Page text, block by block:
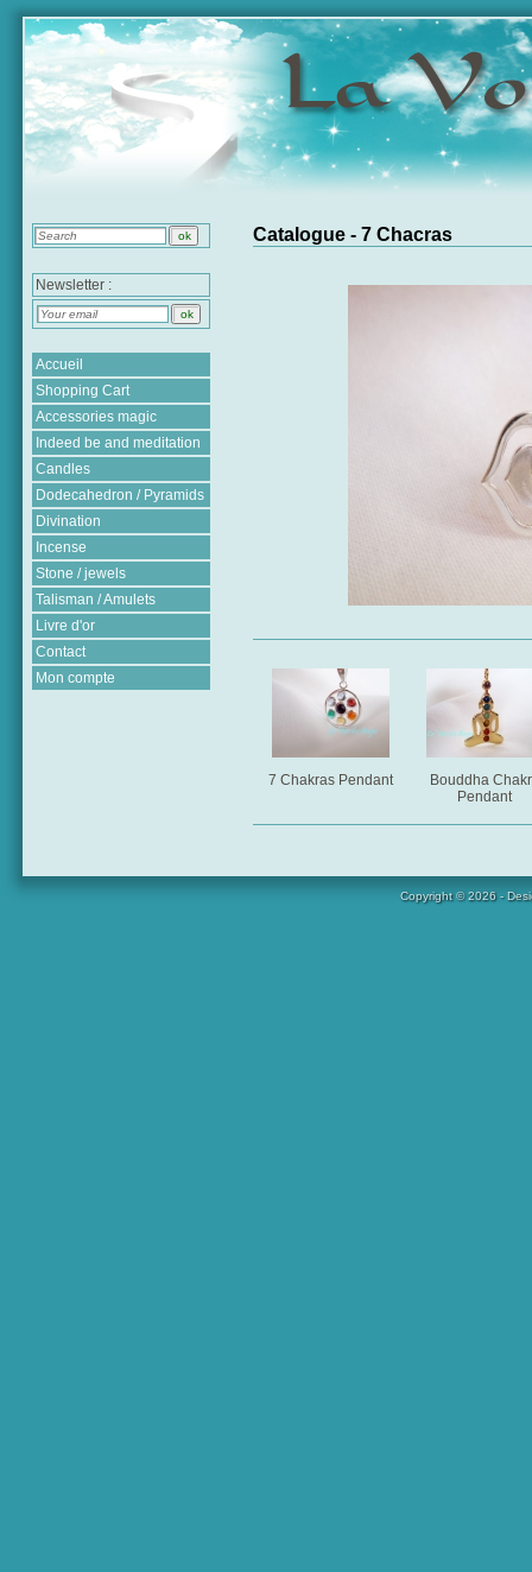
Newsletter :
Accueil
Shopping Cart
Accessories magic
Indeed be and meditation
Candles
Dodecahedron / Pyramids
Divination
Incense
Stone / jewels
Talisman / Amulets
Livre d'or
Contact
Mon compte
Catalogue - 7 Chacras
7 Chakras Pendant
Bouddha
Pendant
Copyright © 2026 -